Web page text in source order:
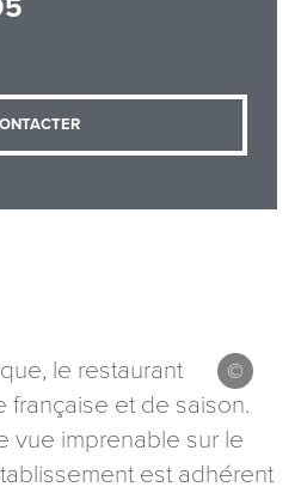
le restaurant
française et de saison.
vue imprenable sur le
est adhérent
de votre demande (sauf
d’un droit d’accès, de
aux données vous concernant,
en adressant une demande par
ou par courrier